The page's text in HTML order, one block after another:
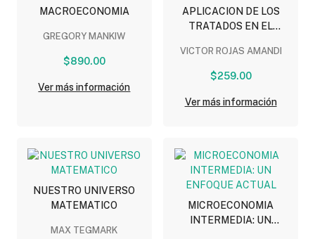
MACROECONOMIA
GREGORY MANKIW
$890.00
Ver más información
APLICACION DE LOS
TRATADOS EN EL
MEXICANO
VICTOR ROJAS AMANDI
$259.00
Ver más información
NUESTRO UNIVERSO
MATEMATICO
MAX TEGMARK
MICROECONOMIA
INTERMEDIA: UN